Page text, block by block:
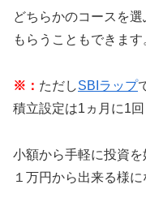
どちらかのコースを
もらうこともできます
※： ただしSBIラップ
積立設定は1ヵ月に1回
小額から手軽に投資
１万円から出来る様に